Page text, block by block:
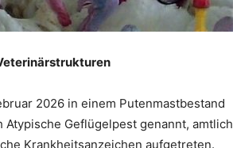
2026 in einem Putenmastbestand
Geflügelpest genannt, amtlich
Krankheitsanzeichen aufgetreten.